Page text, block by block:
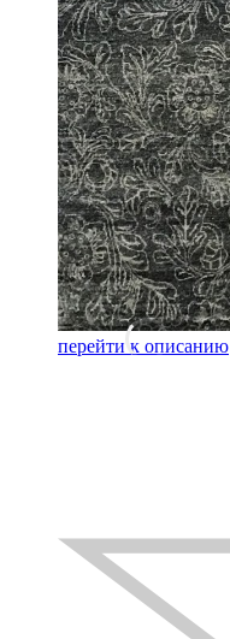
перейти к описанию